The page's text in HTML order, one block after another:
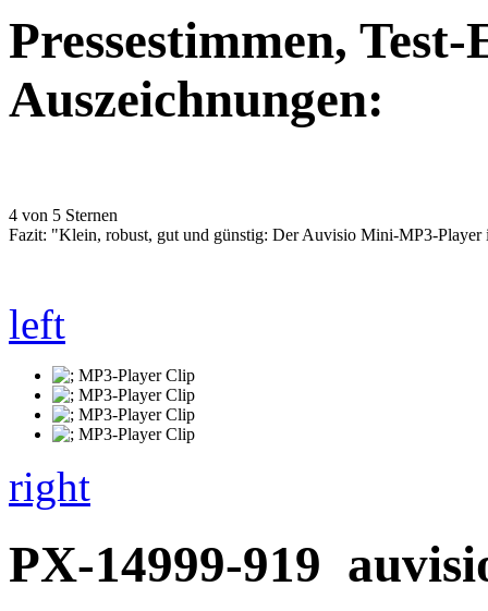
Pressestimmen,
Auszeichnungen:
4 von 5 Sternen
Fazit: "Klein, robust, gut und günstig: Der Auvisio Mini-MP3-Player
left
right
PX-14999-919